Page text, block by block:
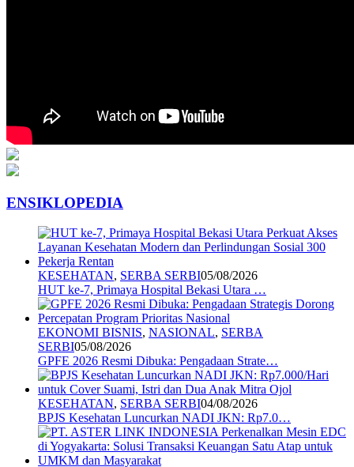
ENSIKLOPEDIA
KESEHATAN, SERBA SERBI05/08/2026
HUT ke-7, Primaya Hospital Bekasi Utara …
EKONOMI BISNIS, NASIONAL, SERBA
SERBI05/08/2026
GPFE 2026 Resmi Dibuka: Pengadaan Strate…
KESEHATAN, SERBA SERBI04/08/2026
BPJS Kesehatan Luncurkan NADI JKN: Rp7.0…